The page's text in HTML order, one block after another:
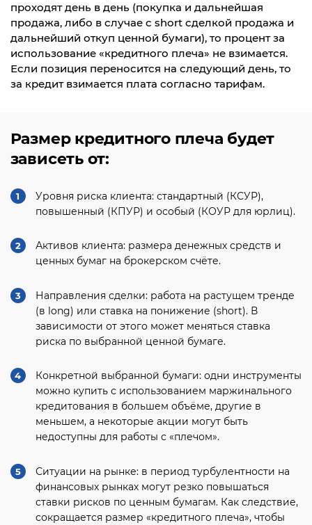
проходят день в день (покупка и дальнейшая
продажа, либо в случае с short сделкой продажа и
дальнейший откуп ценной бумаги), то процент за
использование «кредитного плеча» не взимается.
Если позиция переносится на следующий день, то
за кредит взимается плата согласно тарифам.
Размер кредитного плеча будет
зависеть от:
1
Уровня риска клиента: стандартный (КСУР),
повышенный (КПУР) и особый (КОУР для юрлиц).
2
Активов клиента: размера денежных средств и
ценных бумаг на брокерском счёте.
3
Направления сделки: работа на растущем тренде
(в long) или ставка на понижение (short). В
зависимости от этого может меняться ставка
риска по выбранной ценной бумаге.
4
Конкретной выбранной бумаги: одни инструменты
можно купить с использованием маржинального
кредитования в большем объёме, другие в
меньшем, а некоторые акции могут быть
недоступны для работы с «плечом».
5
Ситуации на рынке: в период турбулентности на
финансовых рынках могут резко повышаться
ставки рисков по ценным бумагам. Как следствие,
сокращается размер «кредитного плеча», чтобы